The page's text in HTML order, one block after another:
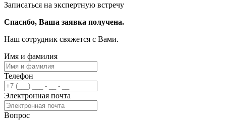
Записаться на экспертную встречу
Спасибо, Ваша заявка получена.
Наш сотрудник свяжется с Вами.
Имя и фамилия
Телефон
Электронная почта
Вопрос